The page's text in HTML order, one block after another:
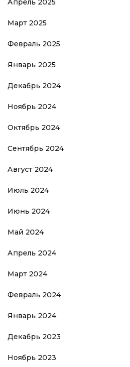
Апрель 2025
Март 2025
Февраль 2025
Январь 2025
Декабрь 2024
Ноябрь 2024
Октябрь 2024
Сентябрь 2024
Август 2024
Июль 2024
Июнь 2024
Май 2024
Апрель 2024
Март 2024
Февраль 2024
Январь 2024
Декабрь 2023
Ноябрь 2023